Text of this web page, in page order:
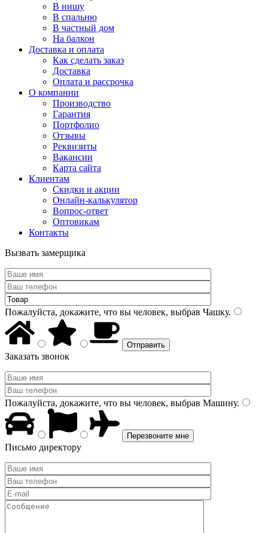
В нишу
В спальню
В частный дом
На балкон
Доставка и оплата
Как сделать заказ
Доставка
Оплата и рассрочка
О компании
Производство
Гарантия
Портфолио
Отзывы
Реквизиты
Вакансии
Карта сайта
Клиентам
Скидки и акции
Онлайн-калькулятор
Вопрос-ответ
Оптовикам
Контакты
Вызвать замерщика
Пожалуйста, докажите, что вы человек, выбрав Чашку.
Заказать звонок
Пожалуйста, докажите, что вы человек, выбрав Машину.
Письмо директору